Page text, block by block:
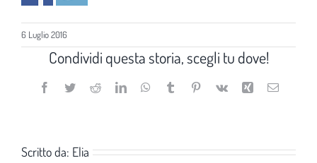
6 Luglio 2016
Condividi questa storia, scegli tu dove!
Facebook
TwitterRedditLinkedInWhatsApp
TumblrPinterest
Vk Xing Email
Scritto da: Elia